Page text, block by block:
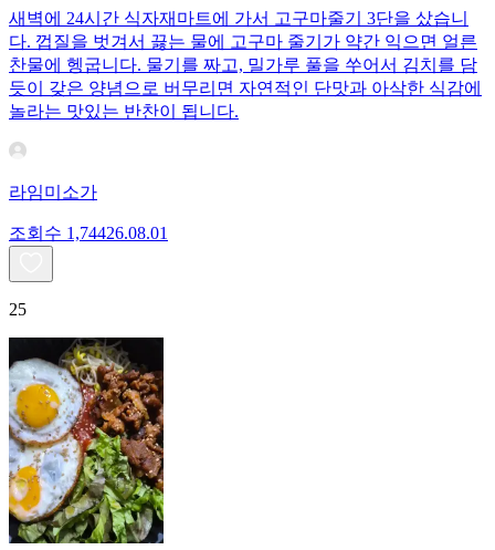
새벽에 24시간 식자재마트에 가서 고구마줄기 3단을 샀습니
다. 껍질을 벗겨서 끓는 물에 고구마 줄기가 약간 익으면 얼른
찬물에 헹굽니다. 물기를 짜고, 밀가루 풀을 쑤어서 김치를 담
듯이 갖은 양념으로 버무리면 자연적인 단맛과 아삭한 식감에
놀라는 맛있는 반찬이 됩니다.
라임미소가
조회수 1,74426.08.01
25